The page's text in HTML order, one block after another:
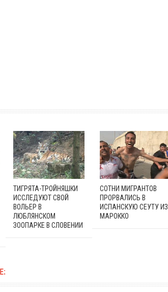
ТИГРЯТА-ТРОЙНЯШКИ
ИССЛЕДУЮТ СВОЙ
ВОЛЬЕР В
ЛЮБЛЯНСКОМ
ЗООПАРКЕ В СЛОВЕНИИ
СОТНИ МИГРАНТОВ
ПРОРВАЛИСЬ В
ИСПАНСКУЮ СЕУТУ ИЗ
МАРОККО